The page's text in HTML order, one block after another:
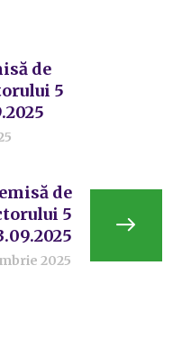
de
5
de
5
2025